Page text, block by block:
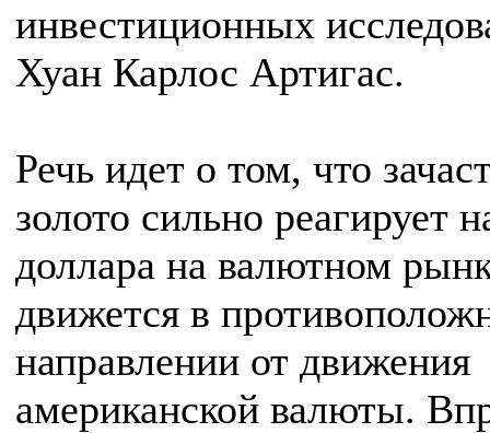
инвестиционных
Хуан Карлос Артигас.
Речь идет о том, что
золото сильно реагирует
доллара на валютном
движется в
направлении от движения
американской валюты.